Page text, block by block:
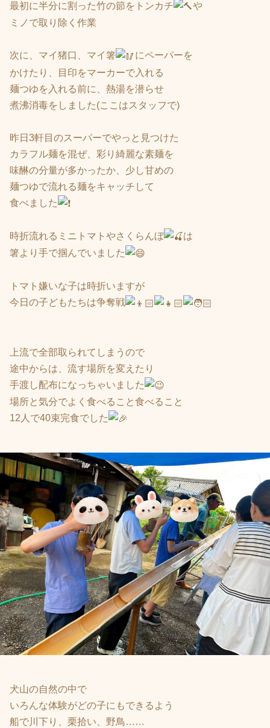
最初に半分に割った竹の節をトンカチ
や
ミノで取り除く作業
次に、マイ猪口、マイ箸
にペーパーを
かけたり、目印をマーカーで入れる
麺つゆを入れる前に、熱湯を潜らせ
煮沸消毒をしました(ここはスタッフで)
昨日3軒目のスーパーでやっと見つけた
カラフル麺を混ぜ、彩り綺麗な素麺を
味醂の分量が多かったか、少し甘めの
麺つゆで流れる麺をキャッチして
食べました
時折流れるミニトマトやさくらんぼ
は
箸より手で掴んでいました
トマト嫌いな子は時折いますが
今日の子どもたちは争奪戦
上流で全部取られてしまうので
途中からは、流す場所を変えたり
手渡し配布になっちゃいました
場所と気分でよく食べること食べること
12人で40束完食でした
犬山の自然の中で
いろんな体験がどの子にもできるよう
船で川下り、栗拾い、野鳥……